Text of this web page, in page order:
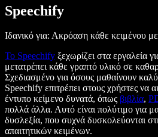
Speechify
Ιδανικό για: Ακρόαση κάθε κειμένου
Το Speechify ξεχωρίζει στα εργαλεία
μετατρέπει κάθε γραπτό υλικό σε
Σχεδιασμένο για όσους μαθαίνουν
Speechify επιτρέπει στους χρήστες να
έντυπο κείμενο δυνατά, όπως βιβλία,
πολλά άλλα. Αυτό είναι πολύτιμο για
δυσλεξία, που συχνά δυσκολεύονται
απαιτητικών κειμένων.